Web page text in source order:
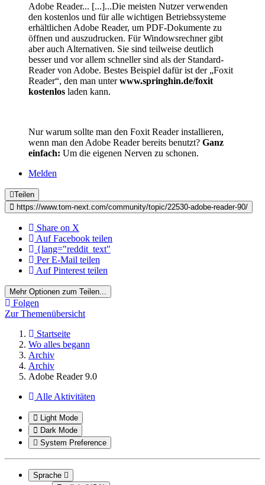
Adobe Reader... [...]...Die meisten Nutzer verwenden
den kostenlos und für alle wichtigen Betriebssysteme
erhältlichen Adobe Reader, um PDF-Dokumente zu
öffnen und auszudrucken. Für Windowsrechner gibt
aber auch Alternativen. Sie sind teilweise deutlich
besser und vor allem schneller sind als der Standard-
Reader von Adobe. Bestes Beispiel dafür ist der „Foxit
Reader“, den man unterwww.springhin.de/foxit
kostenlos laden kann.
Nur warum sollte man den Foxit Reader installieren,
wenn man den Adobe Reader bereits benutzt? Ganz
einfach: Um die eigenen Nerven zu schonen.
Melden
Teilen
https://www.tom-next.com/community/topic/22530-adobe-reader-90/
Share on X
Auf Facebook teilen
{lang="reddit_text"
Per E-Mail teilen
Auf Pinterest teilen
Mehr Optionen zum Teilen...
Folgen
Zur Themenübersicht
Startseite
Wo alles begann
Archiv
Archiv
Adobe Reader 9.0
Alle Aktivitäten
Light Mode
Dark Mode
System Preference
Sprache